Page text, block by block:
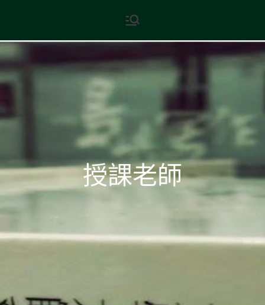
content
現代文學
地球小如鴿卵，/ 我輕輕地將它
授課老師